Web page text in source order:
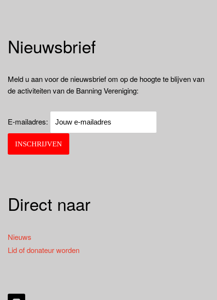
Nieuwsbrief
Meld u aan voor de nieuwsbrief om op de hoogte te blijven van
de activiteiten van de Banning Vereniging:
E-mailadres:
Direct naar
Nieuws
Lid of donateur worden